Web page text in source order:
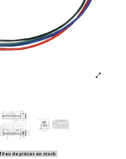
Peu de pièces en stock